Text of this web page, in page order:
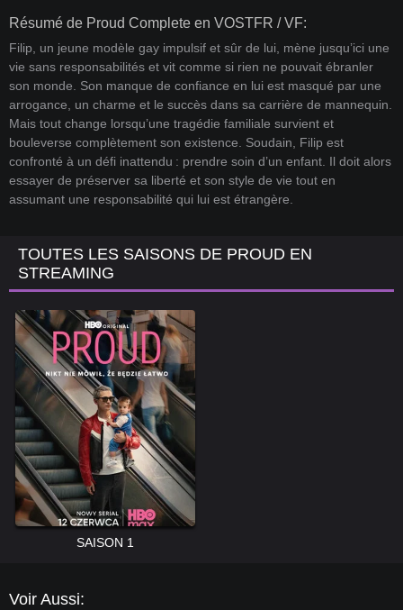
Résumé de Proud Complete en VOSTFR / VF:
Filip, un jeune modèle gay impulsif et sûr de lui, mène jusqu’ici une
vie sans responsabilités et vit comme si rien ne pouvait ébranler
son monde. Son manque de confiance en lui est masqué par une
arrogance, un charme et le succès dans sa carrière de mannequin.
Mais tout change lorsqu’une tragédie familiale survient et
bouleverse complètement son existence. Soudain, Filip est
confronté à un défi inattendu : prendre soin d’un enfant. Il doit alors
essayer de préserver sa liberté et son style de vie tout en
assumant une responsabilité qui lui est étrangère.
TOUTES LES SAISONS DE PROUD EN
STREAMING
SAISON 1
Voir Aussi: